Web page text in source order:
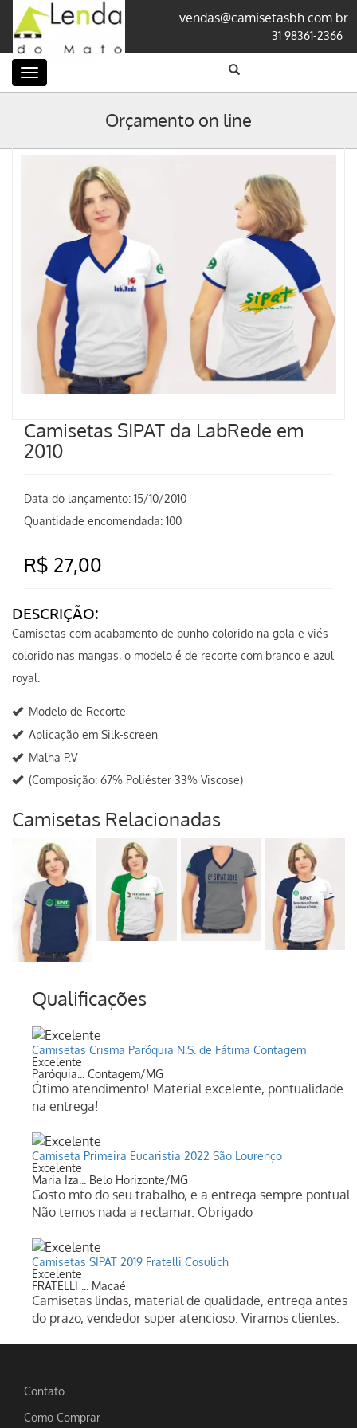
vendas@camisetasbh.com.br
31 98361-2366
Categorias
Orçamento on line
Camisetas SIPAT da LabRede em
2010
Data do lançamento: 15/10/2010
Quantidade encomendada: 100
R$ 27,00
DESCRIÇÃO:
Camisetas com acabamento de punho colorido na gola e viés
colorido nas mangas, o modelo é de recorte com branco e azul
royal.
Modelo de Recorte
Aplicação em Silk-screen
Malha P.V
(Composição: 67% Poliéster 33% Viscose)
Camisetas Relacionadas
Qualificações
Camisetas Crisma Paróquia N.S. de Fátima Contagem
Excelente
Paróquia... Contagem/MG
Ótimo atendimento! Material excelente, pontualidade
na entrega!
Camiseta Primeira Eucaristia 2022 São Lourenço
Excelente
Maria Iza... Belo Horizonte/MG
Gosto mto do seu trabalho, e a entrega sempre pontual.
Não temos nada a reclamar. Obrigado
Camisetas SIPAT 2019 Fratelli Cosulich
Excelente
FRATELLI ... Macaé
Camisetas lindas, material de qualidade, entrega antes
do prazo, vendedor super atencioso. Viramos clientes.
Contato
Como Comprar